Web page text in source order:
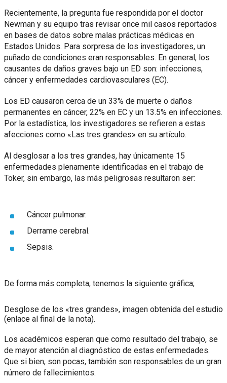
Recientemente, la pregunta fue respondida por el doctor
Newman y su equipo tras revisar once mil casos reportados
en bases de datos sobre malas prácticas médicas en
Estados Unidos. Para sorpresa de los investigadores, un
puñado de condiciones eran responsables. En general, los
causantes de daños graves bajo un ED son: infecciones,
cáncer y enfermedades cardiovasculares (EC).
Los ED causaron cerca de un 33% de muerte o daños
permanentes en cáncer, 22% en EC y un 13.5% en infecciones.
Por la estadística, los investigadores se refieren a estas
afecciones como «Las tres grandes» en su artículo.
Al desglosar a los tres grandes, hay únicamente 15
enfermedades plenamente identificadas en el trabajo de
Toker, sin embargo, las más peligrosas resultaron ser:
Cáncer pulmonar.
Derrame cerebral.
Sepsis.
De forma más completa, tenemos la siguiente gráfica;
Desglose de los «tres grandes», imagen obtenida del estudio
(enlace al final de la nota).
Los académicos esperan que como resultado del trabajo, se
de mayor atención al diagnóstico de estas enfermedades.
Que si bien, son pocas, también son responsables de un gran
número de fallecimientos.